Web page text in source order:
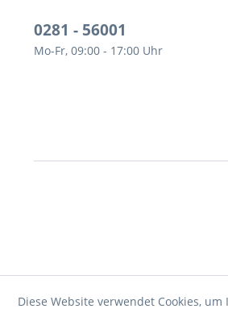
0281 - 56001
Mo-Fr, 09:00 - 17:00 Uhr
Diese Website verwendet Cookies,